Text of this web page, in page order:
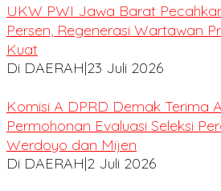
UKW PWI Jawa Barat
Persen, Regenerasi Wartawan
Kuat
Di DAERAH|23 Juli 2026
Komisi A DPRD Demak Terima
Permohonan Evaluasi Seleksi
Werdoyo dan Mijen
Di DAERAH|2 Juli 2026